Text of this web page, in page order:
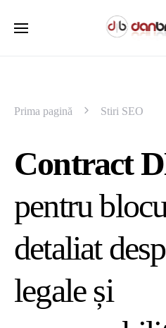
Prima pagină Stiri SEO
Contract
pentru
detaliat
legale și